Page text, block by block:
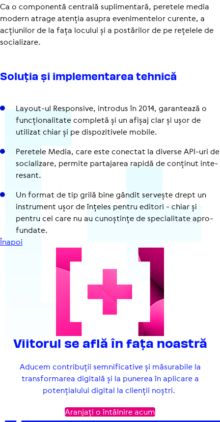
Ca o componentă centrală suplimentară, peretele media
modern atrage atenția asupra evenimentelor curente, a
acțiunilor de la fața locului și a postărilor de pe rețelele de
socializare.
Soluția și imple­men­tarea tehnică
Layout-ul Res­pon­sive, introdus în 2014, garan­tează o
func­țio­na­li­tate completă și un afișaj clar și ușor de
utilizat chiar și pe dis­po­zi­ti­vele mobile.
Peretele Media, care este conectat la diverse API-uri de
soci­a­li­zare, permite par­ta­ja­rea rapidă de conținut inte­
re­sant.
Un format de tip grilă bine gândit servește drept un
instru­ment ușor de înțeles pentru editori - chiar și
pentru cei care nu au cunoș­tințe de spe­cia­li­tate apro­
fun­date.
Înapoi
Viitorul se află în fața noastră
Aducem contribuții semnificative și măsurabile la
transformarea digitală și la punerea în aplicare a
potențialului digital la clienții noștri.
Aranjați o întâlnire acum